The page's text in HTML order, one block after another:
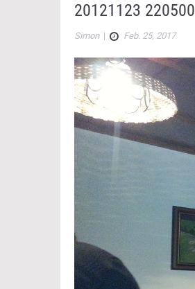
20121123 220500
Simon| Feb. 25, 2017